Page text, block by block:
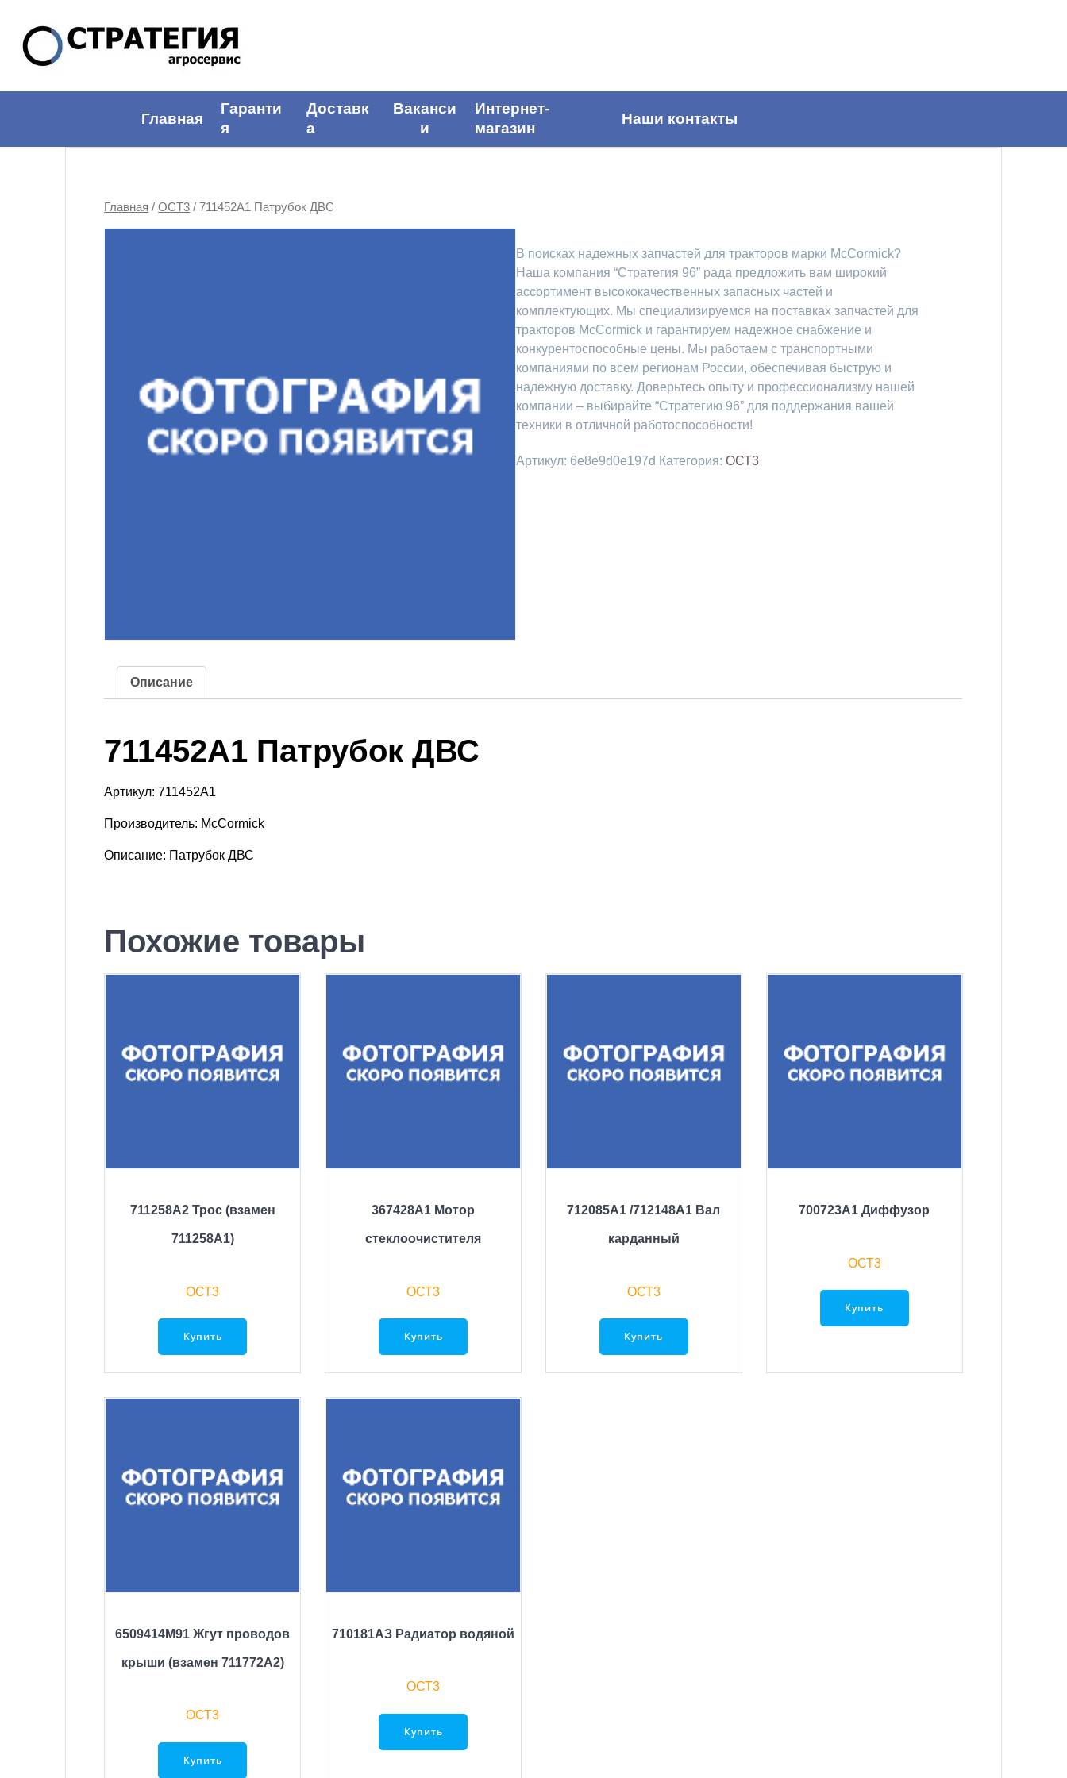
Главная
Гаранти
я
Доставк
а
Ваканси
и
Интернет-
магазин
Наши контакты
Главная /ОСТ3 / 711452A1 Патрубок ДВС
В поисках надежных запчастей для тракторов марки McCormick?
Наша компания “Стратегия 96” рада предложить вам широкий
ассортимент высококачественных запасных частей и
комплектующих. Мы специализируемся на поставках запчастей для
тракторов McCormick и гарантируем надежное снабжение и
конкурентоспособные цены. Мы работаем с транспортными
компаниями по всем регионам России, обеспечивая быструю и
надежную доставку. Доверьтесь опыту и профессионализму нашей
компании – выбирайте “Стратегию 96” для поддержания вашей
техники в отличной работоспособности!
Артикул: 6e8e9d0e197d Категория:ОСТ3
Описание
711452A1 Патрубок ДВС
Артикул: 711452A1
Производитель: McCormick
Описание: Патрубок ДВС
Похожие товары
711258A2 Трос (взамен
711258А1)
ОСТ3
Купить
367428A1 Мотор
стеклоочистителя
ОСТ3
Купить
712085A1 /712148A1 Вал
карданный
ОСТ3
Купить
700723A1 Диффузор
ОСТ3
Купить
6509414M91 Жгут проводов
крыши (взамен 711772A2)
ОСТ3
Купить
710181AЗ Радиатор водяной
ОСТ3
Купить